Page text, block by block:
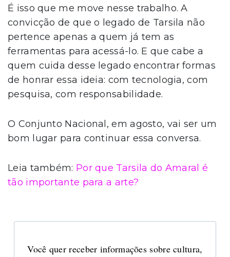
É isso que me move nesse trabalho. A
convicção de que o legado de Tarsila não
pertence apenas a quem já tem as
ferramentas para acessá-lo. E que cabe a
quem cuida desse legado encontrar formas
de honrar essa ideia: com tecnologia, com
pesquisa, com responsabilidade.
O Conjunto Nacional, em agosto, vai ser um
bom lugar para continuar essa conversa.
Leia também: Por que Tarsila do Amaral é
tão importante para a arte?
Você quer receber informações sobre cultura,